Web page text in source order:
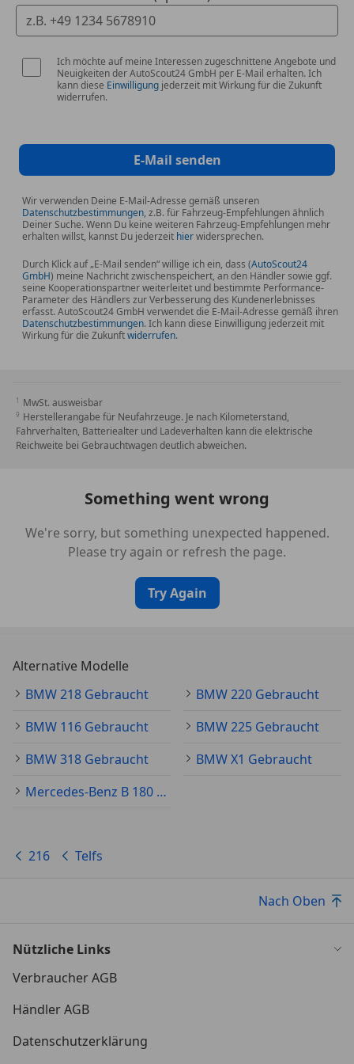
COC Zusatzumfaenge
DAB-Tuner
Deutsch / Bordliteratur
Deutsche/BA/Serviceheft
Driving Assistent
EU-spezifische Zusatzumfaenge
Fahrassistenz-System: Heckaufprall-Vermeidung
(Prävention Heckkollision)
Fahrassistenz-System: Querverkehrs-Assistent
Fahrassistenz-System: Spurwechsel-Warnsystem
Gesetzlicher Notruf
Hochglanz Shadow Line mit erweiterten Umfängen
Induktionsladeschale für Smartphone (Wireless
Charging)
Instrumententafel Luxury
LM-Felgen 7,5x18 (Doppelspeiche 838 M, Bicolor)
M Sport Exterieurumfänge
M Sport Interieurumfänge
OEL-Wartungsintervall
Personal eSIM
Personal eSIM
Schaltwippen
Sitzheizung Fahrer und Beifahrer
Sonnenschutzverglasung
Vorbereitung Driving Assistant
Warndreieck / Verbandskasten
Heckklappenbetätigung automatisch
AKTION: 2.99% Fixzins der BMW Bank lt.
BMW 216i Active Tourer M-Sport, sportlich-
funktional mit sehr reichhaltiger und top
sparsamen sowie kulitviertem BMW Turbo
Benziner!!
Ich möchte auf meine Interessen zugeschnittene Angebote und
Neuigkeiten der AutoScout24 GmbH per E-Mail erhalten. Ich
kann diese Einwilligung jederzeit mit Wirkung für die Zukunft
widerrufen.
E-Mail senden
Wir verwenden Deine E-Mail-Adresse gemäß unseren
Datenschutzbestimmungen, z.B. für Fahrzeug-Empfehlungen ähnlich
Deiner Suche. Wenn Du keine weiteren Fahrzeug-Empfehlungen mehr
erhalten willst, kannst Du jederzeit hierwidersprechen.
Durch Klick auf „E-Mail senden“ willige ich ein, dass (AutoScout24
GmbH) meine Nachricht zwischenspeichert, an den Händler sowie ggf.
seine Kooperationspartner weiterleitet und bestimmte Performance-
Parameter des Händlers zur Verbesserung des Kundenerlebnisses
erfasst. AutoScout24 GmbH verwendet die E-Mail-Adresse gemäß ihren
Datenschutzbestimmungen. Ich kann diese Einwilligung jederzeit mit
Wirkung für die Zukunftwiderrufen.
MwSt. ausweisbar
Herstellerangabe für Neufahrzeuge. Je nach Kilometerstand,
Fahrverhalten, Batteriealter und Ladeverhalten kann die elektrische
Reichweite bei Gebrauchtwagen deutlich abweichen.
Something went wrong
We're sorry, but something unexpected happened.
Please try again or refresh the page.
Try Again
Alternative Modelle
BMW 218 Gebraucht
BMW 220 Gebraucht
BMW 116 Gebraucht
BMW 225 Gebraucht
BMW 318 Gebraucht
BMW X1 Gebraucht
Mercedes-Benz B 180 Gebraucht
216 Telfs
Nach Oben
Nützliche Links
Verbraucher AGB
Händler AGB
Datenschutzerklärung